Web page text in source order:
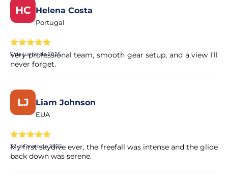
HC Helena Costa
Portugal
5 de junho de 2025
Very professional team, smooth gear setup, and a view I’ll
never forget.
LJ Liam Johnson
EUA
30 de maio de 2025
My first skydive ever, the freefall was intense and the glide
back down was serene.